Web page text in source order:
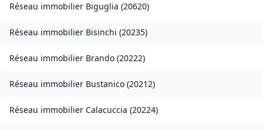
Réseau immobilier Biguglia (20620)
Réseau immobilier Bisinchi (20235)
Réseau immobilier Brando (20222)
Réseau immobilier Bustanico (20212)
Réseau immobilier Calacuccia (20224)